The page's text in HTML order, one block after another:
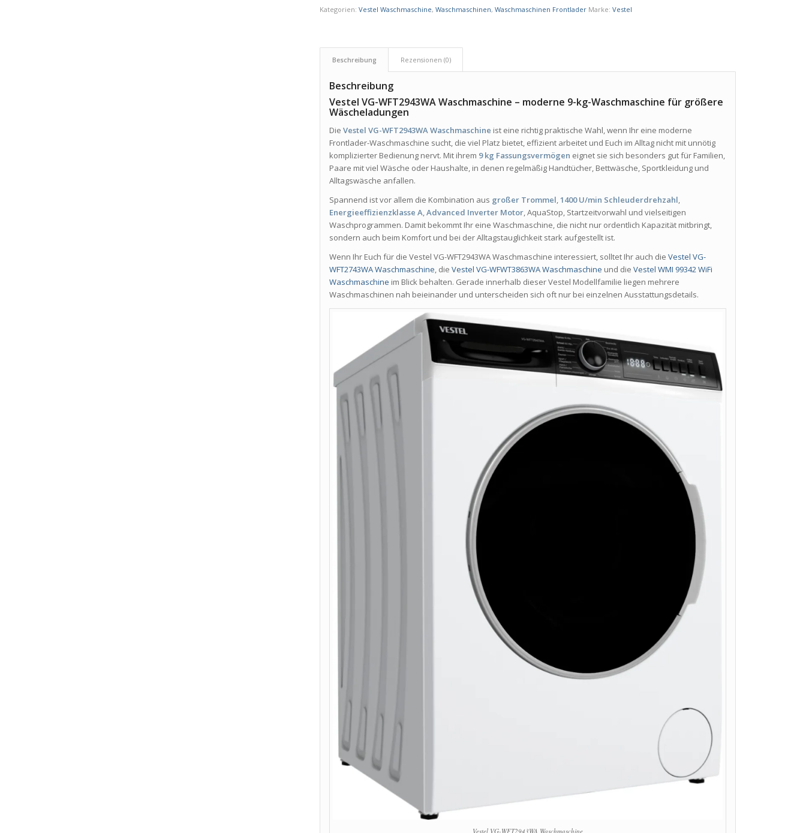
Kategorien:Vestel Waschmaschine,Waschmaschinen,Waschmaschinen Frontlader Marke:Vestel
Beschreibung Rezensionen (0)
Beschreibung
Vestel VG-WFT2943WA Waschmaschine – moderne 9-kg-Waschmaschine für größere
Wäscheladungen
DieVestel VG-WFT2943WA Waschmaschine ist eine richtig praktische Wahl, wenn Ihr eine moderne
Frontlader-Waschmaschine sucht, die viel Platz bietet, effizient arbeitet und Euch im Alltag nicht mit unnötig
komplizierter Bedienung nervt. Mit ihrem 9 kg Fassungsvermögen eignet sie sich besonders gut für Familien,
Paare mit viel Wäsche oder Haushalte, in denen regelmäßig Handtücher, Bettwäsche, Sportkleidung und
Alltagswäsche anfallen.
Spannend ist vor allem die Kombination aus großer Trommel,1400 U/min Schleuderdrehzahl,
Energieeffizienzklasse A,Advanced Inverter Motor, AquaStop, Startzeitvorwahl und vielseitigen
Waschprogrammen. Damit bekommt Ihr eine Waschmaschine, die nicht nur ordentlich Kapazität mitbringt,
sondern auch beim Komfort und bei der Alltagstauglichkeit stark aufgestellt ist.
Wenn Ihr Euch für die Vestel VG-WFT2943WA Waschmaschine interessiert, solltet Ihr auch dieVestel VG-
WFT2743WA Waschmaschine, dieVestel VG-WFWT3863WA Waschmaschine und dieVestel WMI 99342 WiFi
Waschmaschine im Blick behalten. Gerade innerhalb dieser Vestel Modellfamilie liegen mehrere
Waschmaschinen nah beieinander und unterscheiden sich oft nur bei einzelnen Ausstattungsdetails.
Vestel VG-WFT2943WA Waschmaschine